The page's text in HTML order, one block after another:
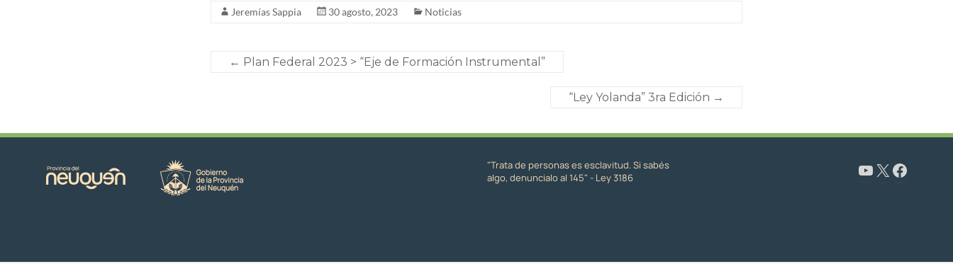
Jeremías Sappia 30 agosto, 2023 Noticias
← Plan Federal 2023 > “Eje de Formación Instrumental”
“Ley Yolanda” 3ra Edición →
"Trata de personas es esclavitud. Si sabés
algo, denuncialo al 145" - Ley 3186
www.youtube.com/@CapacitaciónyFormaciónNeuquén X Facebook